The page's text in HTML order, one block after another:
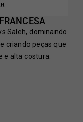
Saleh, dominando
criando peças que
e alta costura.